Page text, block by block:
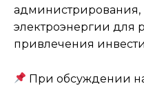
администрирования,
электроэнергии для
привлечения
При обсуждении